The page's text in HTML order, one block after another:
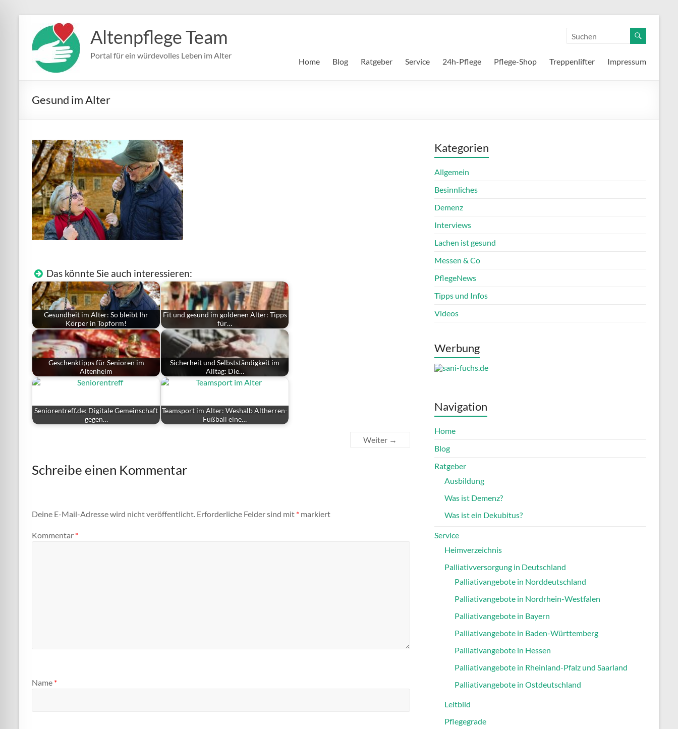
Inhalt
springen
Altenpflege Team
Portal für ein würdevolles Leben im Alter
Home Blog Ratgeber Service 24h-Pflege Pflege-Shop Treppenlifter Impressum
Gesund im Alter
Das könnte Sie auch interessieren:
Gesundheit im Alter: So bleibt Ihr
Körper in Topform!
Fit und gesund im goldenen Alter: Tipps
für…
Geschenktipps für Senioren im
Altenheim
Sicherheit und Selbstständigkeit im
Alltag: Die…
Seniorentreff.de: Digitale Gemeinschaft
gegen…
Teamsport im Alter: Weshalb Altherren-
Fußball eine…
Weiter →
Schreibe einen Kommentar
Deine E-Mail-Adresse wird nicht veröffentlicht. Erforderliche Felder sind mit * markiert
Kommentar *
Name *
Kategorien
Allgemein
Besinnliches
Demenz
Interviews
Lachen ist gesund
Messen & Co
PflegeNews
Tipps und Infos
Videos
Werbung
Navigation
Home
Blog
Ratgeber
Ausbildung
Was ist Demenz?
Was ist ein Dekubitus?
Service
Heimverzeichnis
Palliativversorgung in Deutschland
Palliativangebote in Norddeutschland
Palliativangebote in Nordrhein-Westfalen
Palliativangebote in Bayern
Palliativangebote in Baden-Württemberg
Palliativangebote in Hessen
Palliativangebote in Rheinland-Pfalz und Saarland
Palliativangebote in Ostdeutschland
Leitbild
Pflegegrade